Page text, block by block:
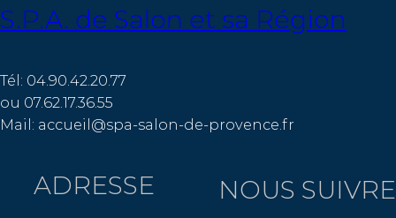
S.P.A. de Salon et sa Région
Tél: 04.90.42.20.77
ou 07.62.17.36.55
Mail: accueil@spa-salon-de-provence.fr
ADRESSE NOUS SUIVRE